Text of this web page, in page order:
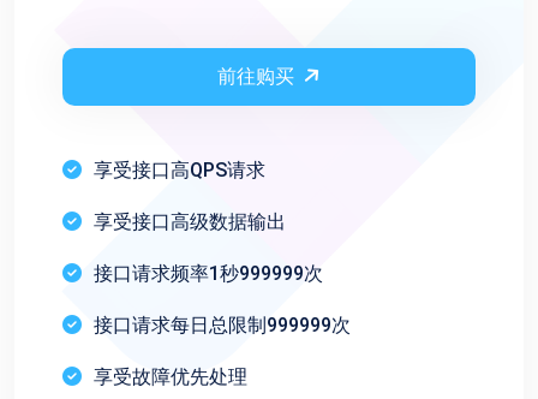
前往购买
享受接口高QPS请求
享受接口高级数据输出
接口请求频率1秒999999次
接口请求每日总限制999999次
享受故障优先处理